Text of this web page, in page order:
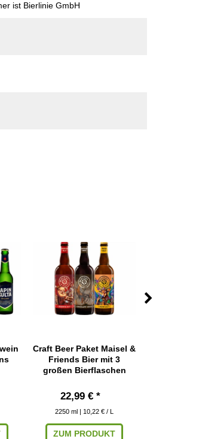
ist Bierlinie GmbH
Craft Beer Paket Maisel &
Friends Bier mit 3
großen Bierflaschen
22,99 € *
2250 ml | 10,22 € / L
ZUM PRODUKT